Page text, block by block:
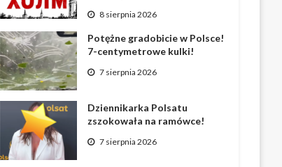
8 sierpnia 2026
Potężne gradobicie w Polsce!
7-centymetrowe kulki!
7 sierpnia 2026
Dziennikarka Polsatu
zszokowała na ramówce!
7 sierpnia 2026